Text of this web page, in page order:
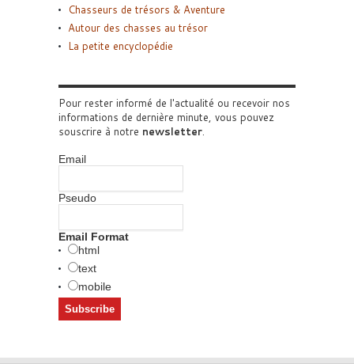
Chasseurs de trésors & Aventure
Autour des chasses au trésor
La petite encyclopédie
Pour rester informé de l'actualité ou recevoir nos
informations de dernière minute, vous pouvez
souscrire à notre newsletter.
Email
Pseudo
Email Format
html
text
mobile